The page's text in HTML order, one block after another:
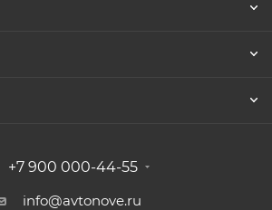
+7 900 000-44-55
info@avtonove.ru